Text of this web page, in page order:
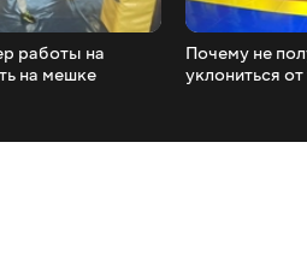
работы на
на мешке
Почему не
уклониться